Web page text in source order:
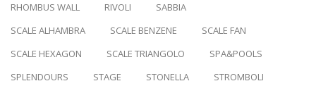
RHOMBUS WALL
RIVOLI
SABBIA
SCALE ALHAMBRA
SCALE BENZENE
SCALE FAN
SCALE HEXAGON
SCALE TRIANGOLO
SPA&POOLS
SPLENDOURS
STAGE STONELLA
STROMBOLI